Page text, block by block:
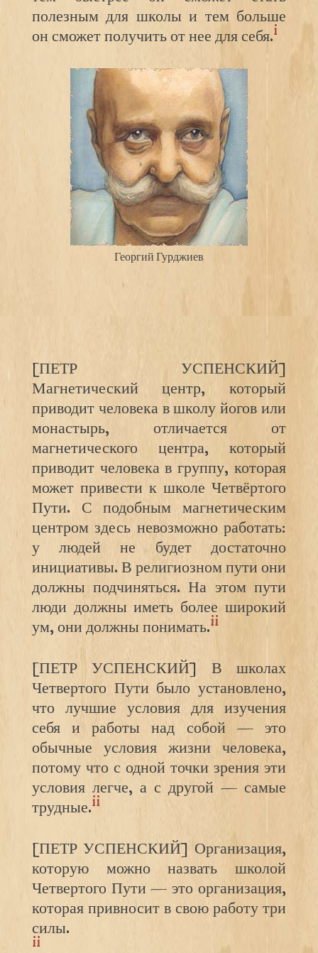
полезным для школы и тем больше
он сможет получить от нее для себя.i
Георгий Гурджиев
[ПЕТР УСПЕНСКИЙ]
Магнетический центр, который
приводит человека в школу йогов или
монастырь, отличается от
магнетического центра, который
приводит человека в группу, которая
может привести к школе Четвёртого
Пути. С подобным магнетическим
центром здесь невозможно работать:
у людей не будет достаточно
инициативы. В религиозном пути они
должны подчиняться. На этом пути
люди должны иметь более широкий
ум, они должны понимать.ii
[ПЕТР УСПЕНСКИЙ] В школах
Четвертого Пути было установлено,
что лучшие условия для изучения
себя и работы над собой — это
обычные условия жизни человека,
потому что с одной точки зрения эти
условия легче, а с другой — самые
трудные.ii
[ПЕТР УСПЕНСКИЙ] Организация,
которую можно назвать школой
Четвертого Пути — это организация,
которая привносит в свою работу три
силы.
ii